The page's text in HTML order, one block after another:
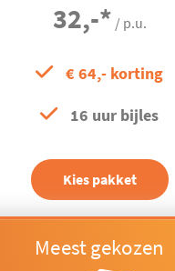
32,-* / p.u.
€ 64,- korting
16 uur bijles
Kies pakket